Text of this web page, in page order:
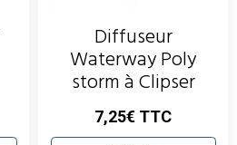
Diffuseur
Waterway Poly
storm à Clipser
7,25€ TTC